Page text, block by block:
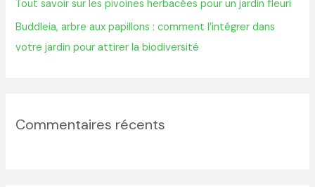
Tout savoir sur les pivoines herbacées pour un jardin fleuri
Buddleia, arbre aux papillons : comment l’intégrer dans
votre jardin pour attirer la biodiversité
Commentaires récents